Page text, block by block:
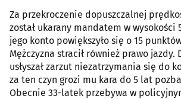
Za przekroczenie dopuszczalnej
został ukarany mandatem w wysokości
jego konto powiększyło się o 15
Mężczyzna stracił również prawo jazdy.
usłyszał zarzut niezatrzymania się do
za ten czyn grozi mu kara do 5 lat
Obecnie 33-latek przebywa w